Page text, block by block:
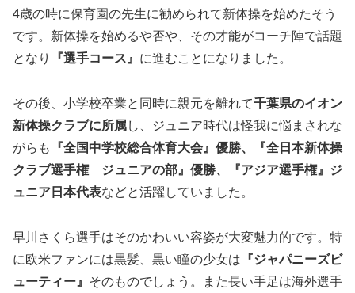
4歳の時に保育園の先生に勧められて新体操を始めたそう
です。新体操を始めるや否や、その才能がコーチ陣で話題
となり
『選手コース』 に進むことになりました。
その後、小学校卒業と同時に親元を離れて千葉県のイオン
新体操クラブに所属し、ジュニア時代は怪我に悩まされな
がらも
『全国中学校総合体育大会』 優勝、『全日本新体操
クラブ選手権 ジュニアの部』 優勝、『アジア選手権』 ジ
ュニア日本代表などと活躍していました。
早川さくら選手はそのかわいい容姿が大変魅力的です。特
に欧米ファンには黒髪、黒い瞳の少女は 『ジャパニーズビ
ューティー』 そのものでしょう。また長い手足は海外選手